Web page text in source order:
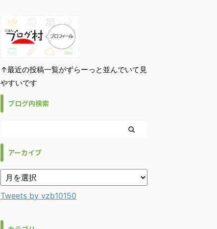
↑最近の投稿一覧がずらーっと並んでいて見
やすいです
ブログ内検索
アーカイブ
Tweets by vzb10150